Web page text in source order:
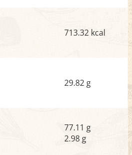
713.32 kcal
29.82 g
77.11 g
2.98 g